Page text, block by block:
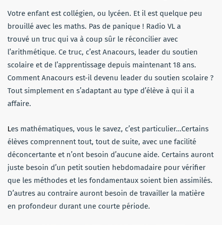
Votre enfant est collégien, ou lycéen. Et il est quelque peu
brouillé avec les maths. Pas de panique ! Radio VL a
trouvé un truc qui va à coup sûr le réconcilier avec
l’arithmétique. Ce truc, c’est Anacours, leader du soutien
scolaire et de l’apprentissage depuis maintenant 18 ans.
Comment Anacours est-il devenu leader du soutien scolaire ?
Tout simplement en s’adaptant au type d’élève à qui il a
affaire.
Les mathématiques, vous le savez, c’est particulier…Certains
élèves comprennent tout, tout de suite, avec une facilité
déconcertante et n’ont besoin d’aucune aide. Certains auront
juste besoin d’un petit soutien hebdomadaire pour vérifier
que les méthodes et les fondamentaux soient bien assimilés.
D’autres au contraire auront besoin de travailler la matière
en profondeur durant une courte période.